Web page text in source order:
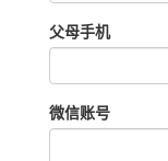
父母手机
微信账号